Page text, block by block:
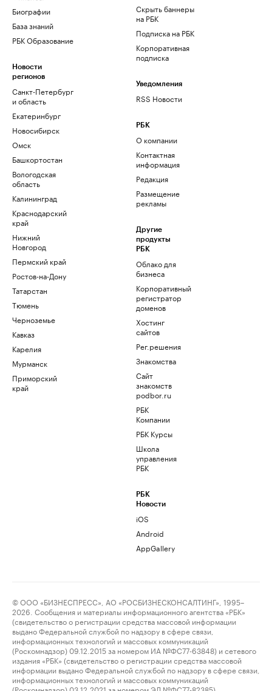
Биографии
База знаний
РБК Образование
Новости
регионов
Санкт-Петербург
и область
Екатеринбург
Новосибирск
Омск
Башкортостан
Вологодская
область
Калининград
Краснодарский
край
Нижний
Новгород
Пермский край
Ростов-на-Дону
Татарстан
Тюмень
Черноземье
Кавказ
Карелия
Мурманск
Приморский
край
Скрыть баннеры
на РБК
Подписка на РБК
Корпоративная
подписка
Уведомления
RSS Новости
РБК
О компании
Контактная
информация
Редакция
Размещение
рекламы
Другие
продукты
РБК
Облако для
бизнеса
Корпоративный
регистратор
доменов
Хостинг
сайтов
Рег.решения
Знакомства
Сайт
знакомств
podbor.ru
РБК
Компании
РБК Курсы
Школа
управления
РБК
РБК
Новости
iOS
Android
AppGallery
© ООО «БИЗНЕСПРЕСС», АО «РОСБИЗНЕСКОНСАЛТИНГ», 1995–
2026. Сообщения и материалы информационного агентства «РБК»
(свидетельство о регистрации средства массовой информации
выдано Федеральной службой по надзору в сфере связи,
информационных технологий и массовых коммуникаций
(Роскомнадзор) 09.12.2015 за номером ИА №ФС77-63848) и сетевого
издания «РБК» (свидетельство о регистрации средства массовой
информации выдано Федеральной службой по надзору в сфере связи,
информационных технологий и массовых коммуникаций